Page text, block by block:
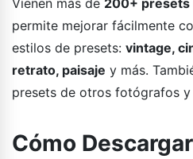
permite mejorar fácilmente
estilos de presets: vintage,
retrato, paisaje y más.
presets de otros fotógrafos
Cómo